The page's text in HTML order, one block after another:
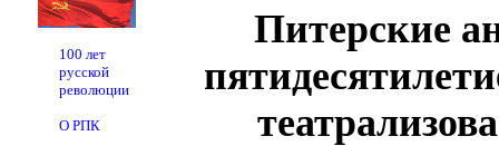
100 лет
русской
революции
О РПК
Питерские